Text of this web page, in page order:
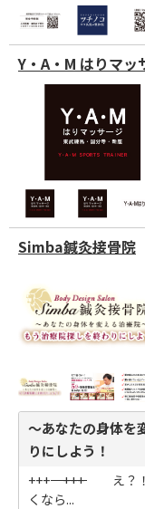
Y・A・M はりマッ
Simba鍼灸接骨院
～あなたの身体を
りにしよう！
くなら...